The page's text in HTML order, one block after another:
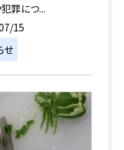
罪につ...
15
せ